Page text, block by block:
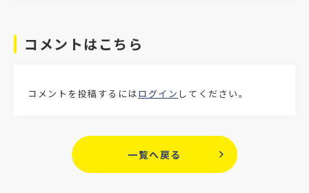
コメントはこちら
コメントを投稿するにはログイン してください。
一覧へ戻る